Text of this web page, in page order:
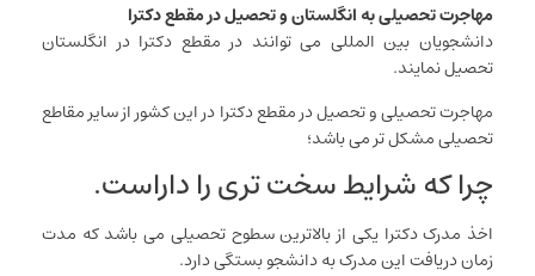
مهاجرت تحصیلی به انگلستان و تحصیل در مقطع دکترا
دانشجویان بین المللی می توانند در مقطع دکترا در انگلستان
تحصیل نمایند.
مهاجرت تحصیلی و تحصیل در مقطع دکترا در این کشور از سایر مقاطع
تحصیلی مشکل تر می باشد؛
چرا که شرایط سخت تری را داراست.
اخذ مدرک دکترا یکی از بالاترین سطوح تحصیلی می باشد که مدت
زمان دریافت این مدرک به دانشجو بستگی دارد.